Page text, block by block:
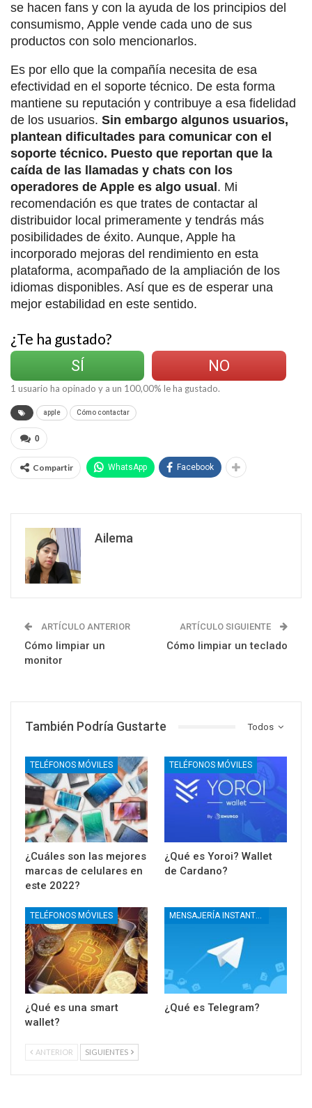
se hacen fans y con la ayuda de los principios del
consumismo, Apple vende cada uno de sus
productos con solo mencionarlos.
Es por ello que la compañía necesita de esa
efectividad en el soporte técnico. De esta forma
mantiene su reputación y contribuye a esa fidelidad
de los usuarios. Sin embargo algunos usuarios,
plantean dificultades para comunicar con el
soporte técnico. Puesto que reportan que la
caída de las llamadas y chats con los
operadores de Apple es algo usual . Mi
recomendación es que trates de contactar al
distribuidor local primeramente y tendrás más
posibilidades de éxito. Aunque, Apple ha
incorporado mejoras del rendimiento en esta
plataforma, acompañado de la ampliación de los
idiomas disponibles. Así que es de esperar una
mejor estabilidad en este sentido.
¿Te ha gustado?
SÍ
NO
1 usuario ha opinado y a un 100,00% le ha gustado.
apple Cómo contactar
0
Compartir WhatsApp Facebook
Ailema
ARTÍCULO ANTERIOR
Cómo limpiar un
monitor
ARTÍCULO SIGUIENTE
Cómo limpiar un teclado
Todos
También Podría Gustarte
TELÉFONOS MÓVILES
¿Cuáles son las mejores
marcas de celulares en
este 2022?
TELÉFONOS MÓVILES
¿Qué es Yoroi? Wallet
de Cardano?
TELÉFONOS MÓVILES
¿Qué es una smart
wallet?
MENSAJERÍA INSTANTÁNEA
¿Qué es Telegram?
ANTERIOR SIGUIENTES